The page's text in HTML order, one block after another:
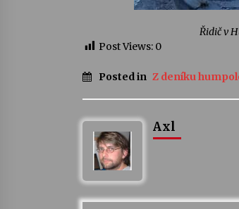
Řidič v
Post Views: 0
Posted in Z deníku
Axl